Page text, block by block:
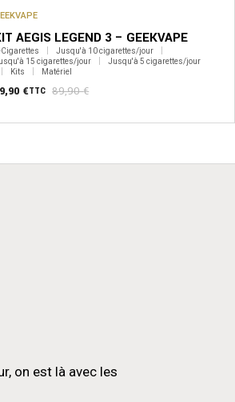
AEGIS LEGEND 3 – GEEKVAPE
Cigarettes
Jusqu'à 10 cigarettes/jour
15 cigarettes/jour
Jusqu'à 5 cigarettes/jour
Kits
Matériel
89,90€
€TTC
on est là avec les